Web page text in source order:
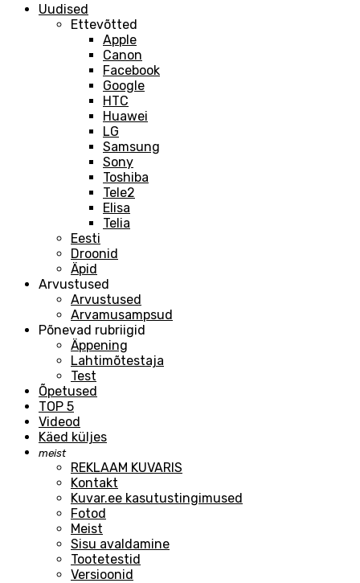
Uudised
Ettevõtted
Apple
Canon
Facebook
Google
HTC
Huawei
LG
Samsung
Sony
Toshiba
Tele2
Elisa
Telia
Eesti
Droonid
Äpid
Arvustused
Arvustused
Arvamusampsud
Põnevad rubriigid
Äppening
Lahtimõtestaja
Test
Õpetused
TOP 5
Videod
Käed küljes
meist
REKLAAM KUVARIS
Kontakt
Kuvar.ee kasutustingimused
Fotod
Meist
Sisu avaldamine
Tootetestid
Versioonid